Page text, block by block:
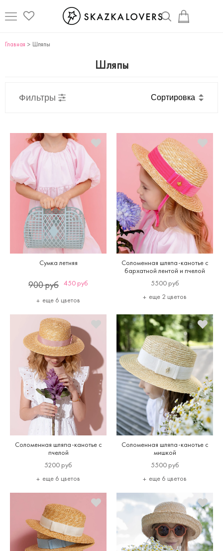
Главная Шляпы
Шляпы
Фильтры
Сумка летняя
900 руб 450 руб
еще 6 цветов
Соломенная шляпа-канотье с
бархатной лентой и пчелой
5500 руб
еще 2 цветов
Соломенная шляпа-канотье с
пчелой
5200 руб
еще 6 цветов
Соломенная шляпа-канотье с
мишкой
5500 руб
еще 6 цветов